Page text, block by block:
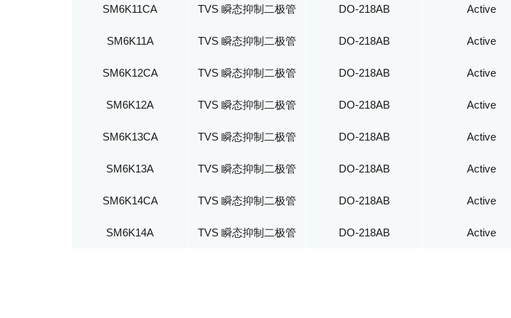
SM6K11CA TVS 瞬态抑制二极管 DO-218AB Active
SM6K11A TVS 瞬态抑制二极管 DO-218AB Active
SM6K12CA TVS 瞬态抑制二极管 DO-218AB Active
SM6K12A TVS 瞬态抑制二极管 DO-218AB Active
SM6K13CA TVS 瞬态抑制二极管 DO-218AB Active
SM6K13A TVS 瞬态抑制二极管 DO-218AB Active
SM6K14CA TVS 瞬态抑制二极管 DO-218AB Active
SM6K14A TVS 瞬态抑制二极管 DO-218AB Active